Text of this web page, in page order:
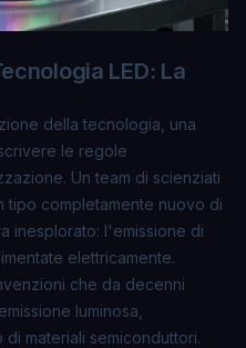
LED: La
della tecnologia, una
le regole
Un team di scienziati
tipo completamente nuovo di
inesplorato: l'emissione di
elettricamente.
che da decenni
luminosa,
materiali semiconduttori.